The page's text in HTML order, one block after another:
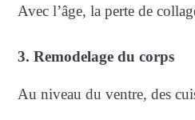
Avec l’âge, la perte de
3. Remodelage du corps
Au niveau du ventre, des